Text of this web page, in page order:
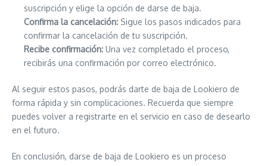
suscripción y elige la opción de darse de baja.
Confirma la cancelación: Sigue los pasos indicados para
confirmar la cancelación de tu suscripción.
Recibe confirmación: Una vez completado el proceso,
recibirás una confirmación por correo electrónico.
Al seguir estos pasos, podrás darte de baja de Lookiero de
forma rápida y sin complicaciones. Recuerda que siempre
puedes volver a registrarte en el servicio en caso de desearlo
en el futuro.
En conclusión, darse de baja de Lookiero es un proceso